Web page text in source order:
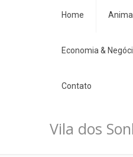
Home
Economia &
Contato
Vila dos